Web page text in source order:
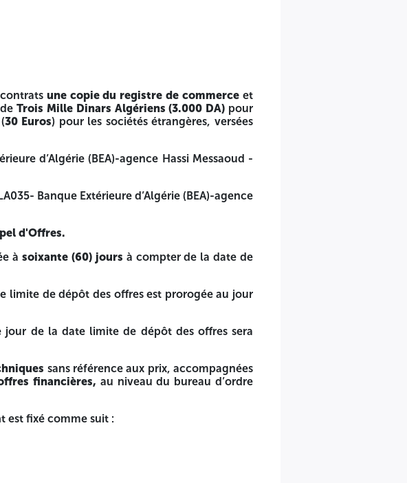
la somme de
Messaoud -Ouargla.
(BEA)-agence Hassi Messaoud -Ouargla.
de la date de parution du présent avis d’appel d’offres dans le BAOSEM.
accompagnées des documents exigés dans le dossier d’appel d’offres ainsi
une copie du registre de commerce et
deTrois Mille Dinars Algériens (3.000 DA) pour
(30 Euros) pour les sociétés étrangères, versées
d’Algérie (BEA)-agence Hassi Messaoud -
Banque Extérieure d’Algérie (BEA)-agence
d'Offres.
àsoixante (60) jours à compter de la date de
limite de dépôt des offres est prorogée au jour
de la date limite de dépôt des offres sera
sans référence aux prix, accompagnées
financières, au niveau du bureau d’ordre
est fixé comme suit :